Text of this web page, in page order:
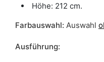
Höhe: 212 cm.
Farbauswahl: Auswahl
Ausführung: